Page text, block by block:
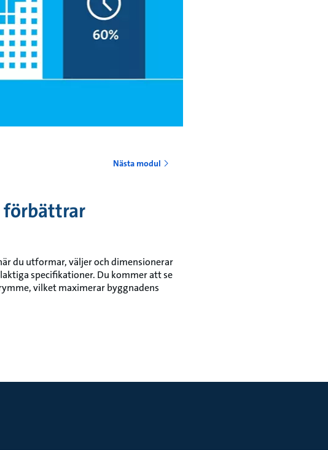
Nästa modul
förbättrar
du utformar, väljer och dimensionerar
specifikationer. Du kommer att se
vilket maximerar byggnadens